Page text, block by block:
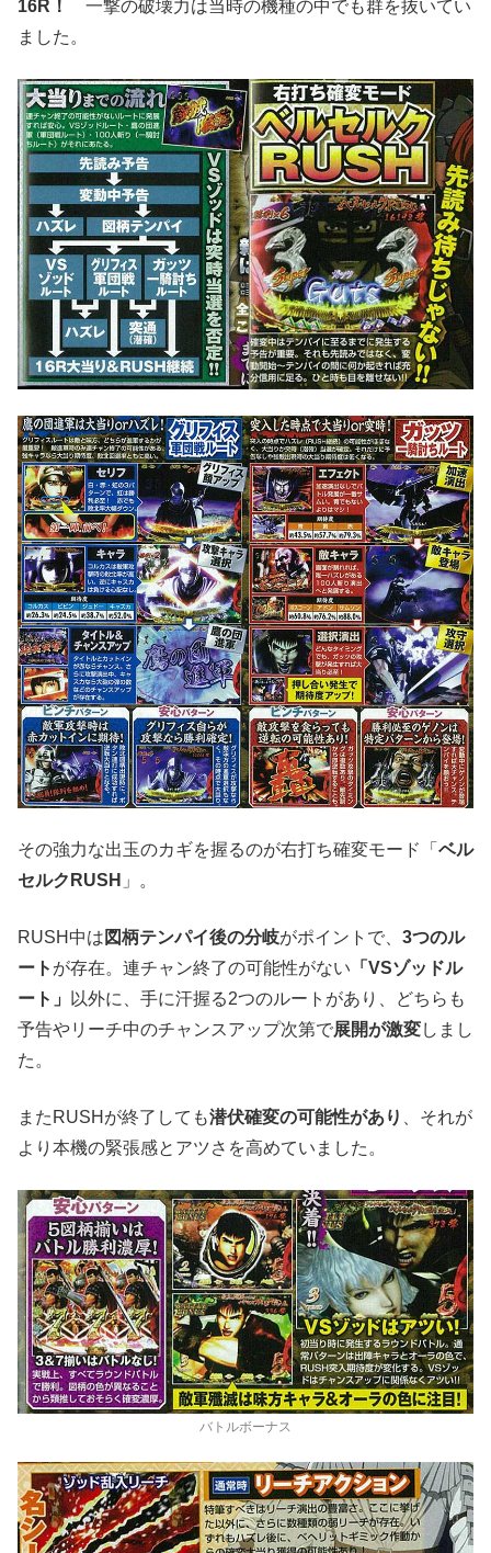
16R！
一撃の破壊力は当時の機種の中でも群を抜いてい
ました。
その強力な出玉のカギを握るのが右打ち確変モード「 ベル
セルクRUSH 」。
RUSH中は 図柄テンパイ後の分岐がポイントで、 3つのル
ート が存在。連チャン終了の可能性がない 「VSゾッドル
ート」 以外に、手に汗握る2つのルートがあり、どちらも
予告やリーチ中のチャンスアップ次第で展開が激変しまし
た。
またRUSHが終了しても潜伏確変の可能性があり 、それが
より本機の緊張感とアツさを高めていました。
バトルボーナス